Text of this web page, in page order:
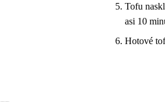
Tofu
asi 10
Hotové